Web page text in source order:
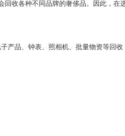
收各种不同品牌的奢侈品。因此，在
产品、钟表、照相机、批量物资等回收